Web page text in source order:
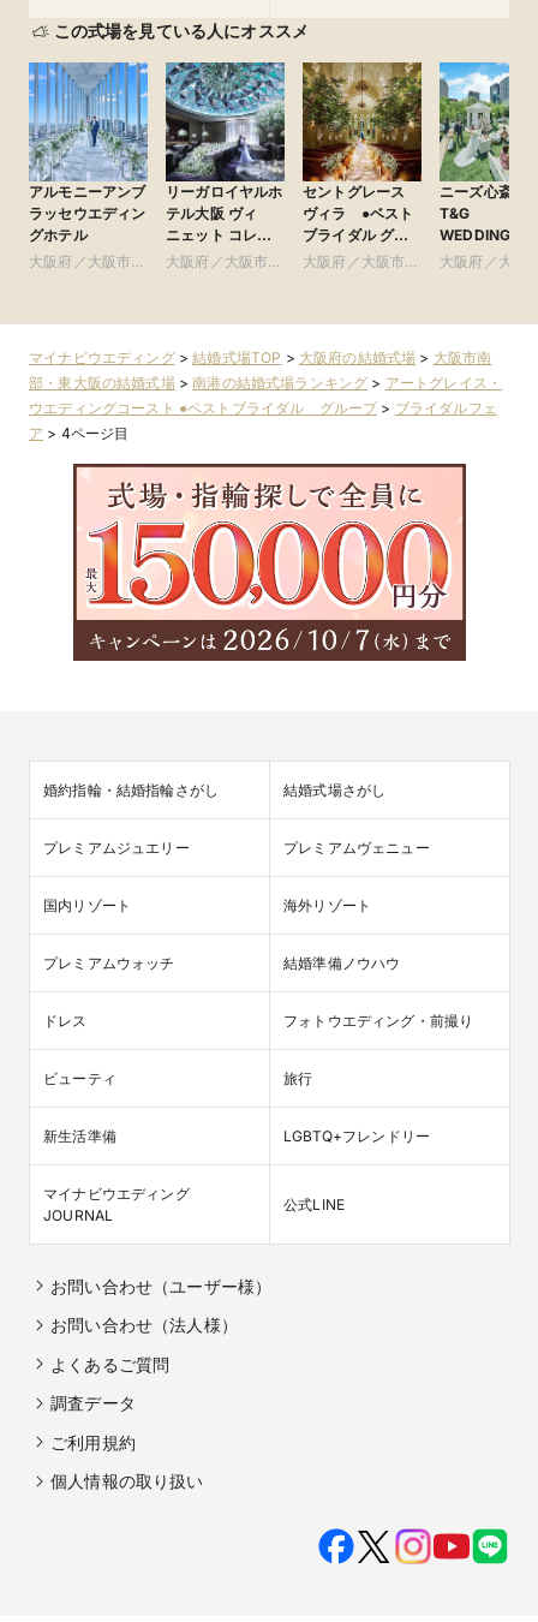
この式場を見ている人にオススメ
アルモニーアンブ
ラッセウエディン
グホテル
大阪府／大阪市北
リーガロイヤルホ
テル大阪 ヴィ
ニェット コレク
ション
大阪府／大阪市北
セントグレース
ヴィラ ●ベスト
ブライダル グ
ループ
大阪府／大阪市南
ニーズ心斎橋
T&G
WEDDING(旧
ルモニーアン
大阪府／大阪
マイナビウエディング>結婚式場TOP > 大阪府の結婚式場 > 大阪市南
部・東大阪の結婚式場>南港の結婚式場ランキング > アートグレイス・
ウエディングコースト ●ベストブライダル グループ> ブライダルフェ
ア > 4ページ目
婚約指輪・結婚指輪さがし 結婚式場さがし
プレミアムジュエリー プレミアムヴェニュー
国内リゾート 海外リゾート
プレミアムウォッチ 結婚準備ノウハウ
ドレス フォトウエディング・前撮り
ビューティ 旅行
新生活準備 LGBTQ+フレンドリー
マイナビウエディング
JOURNAL
公式LINE
お問い合わせ（ユーザー様）
お問い合わせ（法人様）
よくあるご質問
調査データ
ご利用規約
個人情報の取り扱い